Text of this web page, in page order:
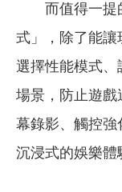
而值得一提
式」，除了能讓
選擇性能模式、
場景，防止遊戲
幕錄影、觸控強
沉浸式的娛樂體